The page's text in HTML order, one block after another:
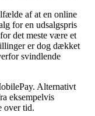
af at en online
for en udsalgspris
det meste være et
er dog dækket
svindlende
Alternativt
eksempelvis
over tid.